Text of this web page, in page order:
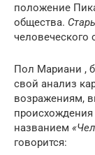
положение
общества.
человеческого
Пол Мариани ,
свой анализ
возражениям,
происхождения
названием
говорится: